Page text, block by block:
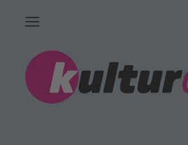
HOME.
AKTUELLES.